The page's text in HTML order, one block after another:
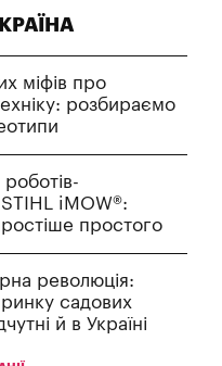
міфів про
розбираємо
iMOW®:
простого
революція:
садових
й в Україні